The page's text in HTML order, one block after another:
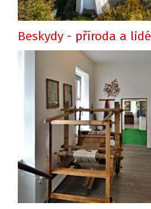
Beskydy - příroda a lidé